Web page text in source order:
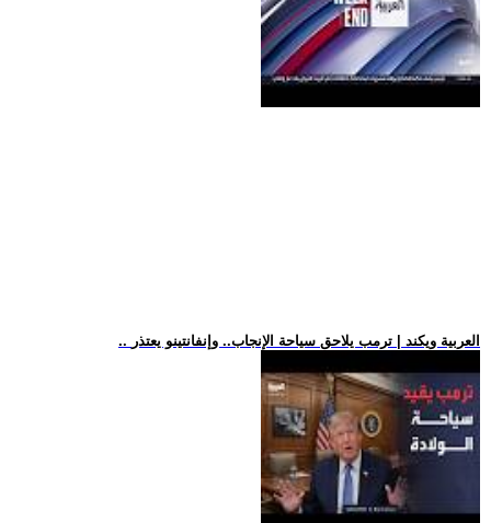
.. العربية ويكند | ترمب يلاحق سياحة الإنجاب.. وإنفانتينو يعتذر